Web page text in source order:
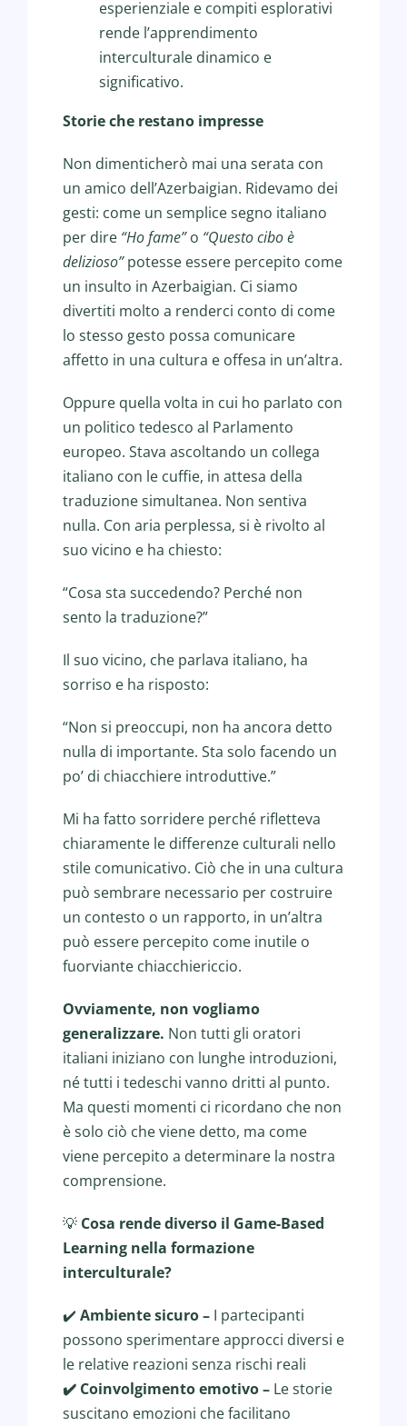
esperienziale e compiti esplorativi
rende l’apprendimento
interculturale dinamico e
significativo.
Storie che restano impresse
Non dimenticherò mai una serata con
un amico dell’Azerbaigian. Ridevamo dei
gesti: come un semplice segno italiano
per dire “Ho fame”o “Questo cibo è
delizioso”potesse essere percepito come
un insulto in Azerbaigian. Ci siamo
divertiti molto a renderci conto di come
lo stesso gesto possa comunicare
affetto in una cultura e offesa in un’altra.
Oppure quella volta in cui ho parlato con
un politico tedesco al Parlamento
europeo. Stava ascoltando un collega
italiano con le cuffie, in attesa della
traduzione simultanea. Non sentiva
nulla. Con aria perplessa, si è rivolto al
suo vicino e ha chiesto:
“Cosa sta succedendo? Perché non
sento la traduzione?”
Il suo vicino, che parlava italiano, ha
sorriso e ha risposto:
“Non si preoccupi, non ha ancora detto
nulla di importante. Sta solo facendo un
po’ di chiacchiere introduttive.”
Mi ha fatto sorridere perché rifletteva
chiaramente le differenze culturali nello
stile comunicativo. Ciò che in una cultura
può sembrare necessario per costruire
un contesto o un rapporto, in un’altra
può essere percepito come inutile o
fuorviante chiacchiericcio.
Ovviamente, non vogliamo
generalizzare. Non tutti gli oratori
italiani iniziano con lunghe introduzioni,
né tutti i tedeschi vanno dritti al punto.
Ma questi momenti ci ricordano che non
è solo ciò che viene detto, ma come
viene percepito a determinare la nostra
comprensione.
💡 Cosa rende diverso il Game-Based
Learning nella formazione
interculturale?
✔️ Ambiente sicuro – I partecipanti
possono sperimentare approcci diversi e
le relative reazioni senza rischi reali
✔Coinvolgimento emotivo – Le storie
suscitano emozioni che facilitano